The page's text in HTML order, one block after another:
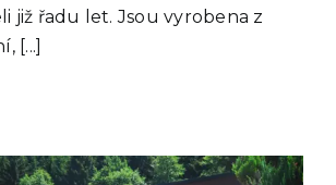
již řadu let. Jsou vyrobena z
[...]